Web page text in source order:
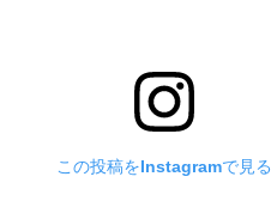
この投稿をInstagramで見る